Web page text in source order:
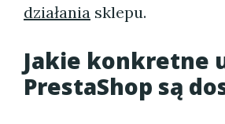
działania sklepu.
Jakie konkretne
PrestaShop są